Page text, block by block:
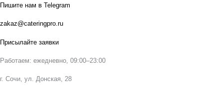
Пишите нам в Telegram
zakaz@cateringpro.ru
Присылайте заявки
Работаем: ежедневно, 09:00–23:00
г. Сочи, ул. Донская, 28